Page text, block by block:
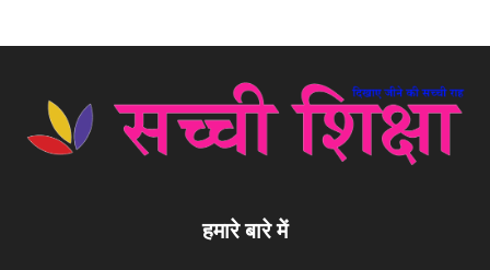
हमारे बारे में